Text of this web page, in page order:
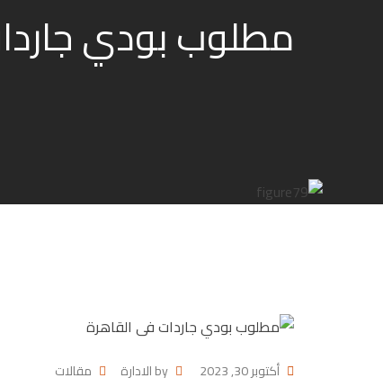
مطلوب بودي
أكتوبر 30, 2023 byالادارة مقالات